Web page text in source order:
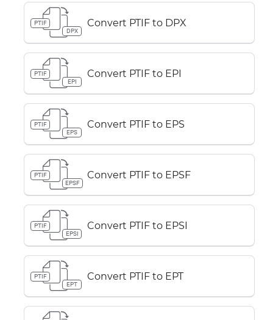
PTIF
DPX
Convert PTIF to DPX
PTIF
EPI
Convert PTIF to EPI
PTIF
EPS
Convert PTIF to EPS
PTIF
EPSF
Convert PTIF to EPSF
PTIF
EPSI
Convert PTIF to EPSI
PTIF
EPT
Convert PTIF to EPT